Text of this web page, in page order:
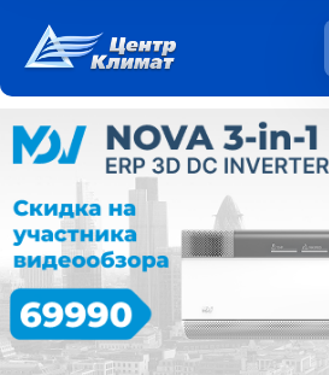
Каталог
Статьи
Наши работы
Доставка и оплата
8:00 - 20:00